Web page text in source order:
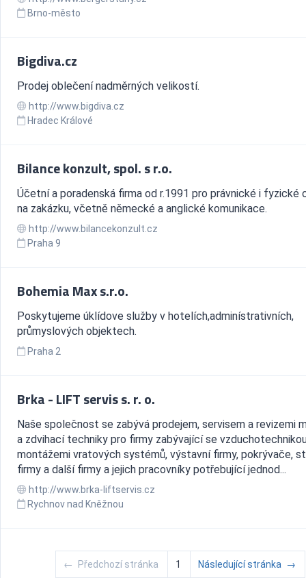
Brno-město
Bigdiva.cz
Prodej oblečení nadměrných velikostí.
http://www.bigdiva.cz
Hradec Králové
Bilance konzult, spol. s r.o.
Účetní a poradenská firma od r.1991 pro právnické i fyzické
na zakázku, včetně německé a anglické komunikace.
http://www.bilancekonzult.cz
Praha 9
Bohemia Max s.r.o.
Poskytujeme úklídove služby v hotelích,adminístrativních,
průmyslových objektech.
Praha 2
Brka - LIFT servis s. r. o.
Naše společnost se zabývá prodejem, servisem a revizemi
a zdvihací techniky pro firmy zabývající se
montážemi vratových systémů, výstavní firmy, pokrývače,
firmy a další firmy a jejich pracovníky potřebující jednod...
http://www.brka-liftservis.cz
Rychnov nad Kněžnou
← Předchozí stránka 1 Následující stránka →